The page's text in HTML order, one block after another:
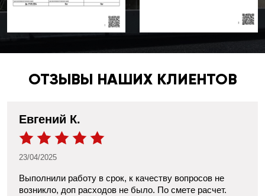
ОТЗЫВЫ НАШИХ КЛИЕНТОВ
Евгений К.
23/04/2025
Выполнили работу в срок, к качеству вопросов не
возникло, доп расходов не было. По смете расчет.